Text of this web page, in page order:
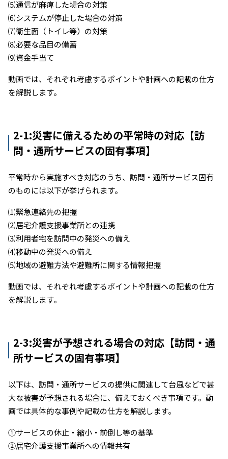
⑸通信が麻痺した場合の対策
⑹システムが停止した場合の対策
⑺衛生面（トイレ等）の対策
⑻必要な品目の備蓄
⑼資金手当て
動画では、それぞれ考慮するポイントや計画への記載の仕方
を解説します。
2-1:災害に備えるための平常時の対応【訪
問・通所サービスの固有事項】
平常時から実施すべき対応のうち、訪問・通所サービス固有
のものには以下が挙げられます。
⑴緊急連絡先の把握
⑵居宅介護支援事業所との連携
⑶利用者宅を訪問中の発災への備え
⑷移動中の発災への備え
⑸地域の避難方法や避難所に関する情報把握
動画では、それぞれ考慮するポイントや計画への記載の仕方
を解説します。
2-3:災害が予想される場合の対応【訪問・通
所サービスの固有事項】
以下は、訪問・通所サービスの提供に関連して台風などで甚
大な被害が予想される場合に、備えておくべき事項です。動
画では具体的な事例や記載の仕方を解説します。
①サービスの休止・縮小・前倒し等の基準
②居宅介護支援事業所への情報共有